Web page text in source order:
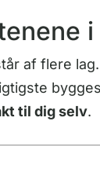
af flere lag.
til dig selv.